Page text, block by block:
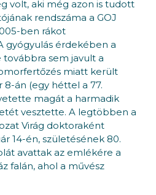
volt, aki még azon is tudott
rendszáma a GOJ
ben rákot
gyógyulás érdekében a
sem javult a
miatt került
án (egy héttel a 77.
magát a harmadik
vesztette. A legtöbben a
Virág doktoraként
14-én, születésének 80.
avattak az emlékére a
falán, ahol a művész